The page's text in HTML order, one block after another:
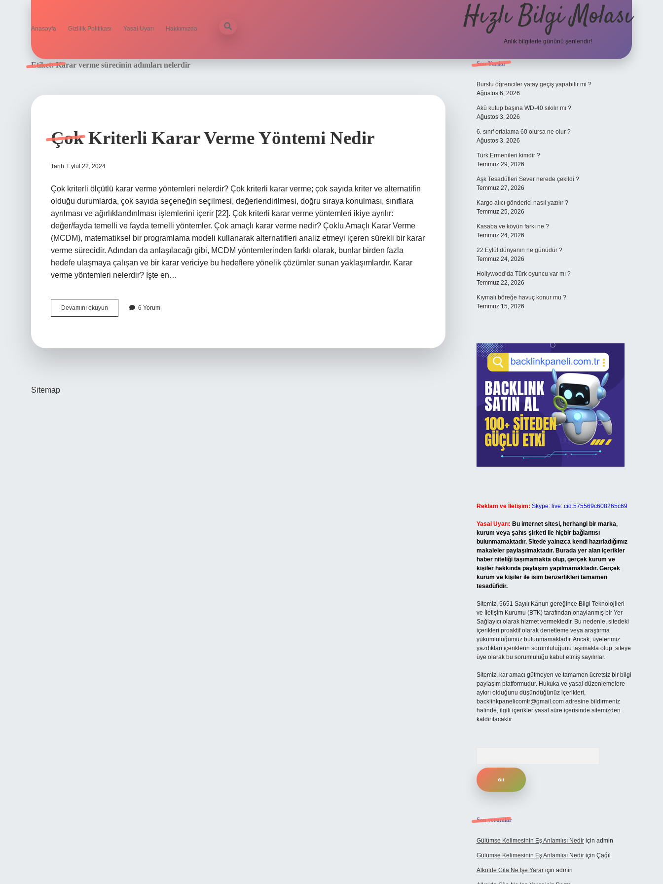
Anasayfa Gizlilik Politikası Yasal Uyarı Hakkımızda Hızlı Bilgi Molası
Anlık bilgilerle gününü şenlendir!
Etiket:Karar verme sürecinin adımları nelerdir
Çok Kriterli Karar Verme Yöntemi Nedir
Tarih: Eylül 22, 2024
Çok kriterli ölçütlü karar verme yöntemleri nelerdir? Çok kriterli karar verme; çok sayıda kriter ve alternatifin
olduğu durumlarda, çok sayıda seçeneğin seçilmesi, değerlendirilmesi, doğru sıraya konulması, sınıflara
ayrılması ve ağırlıklandırılması işlemlerini içerir [22]. Çok kriterli karar verme yöntemleri ikiye ayrılır:
değer/fayda temelli ve fayda temelli yöntemler. Çok amaçlı karar verme nedir? Çoklu Amaçlı Karar Verme
(MCDM), matematiksel bir programlama modeli kullanarak alternatifleri analiz etmeyi içeren sürekli bir karar
verme sürecidir. Adından da anlaşılacağı gibi, MCDM yöntemlerinden farklı olarak, bunlar birden fazla
hedefe ulaşmaya çalışan ve bir karar vericiye bu hedeflere yönelik çözümler sunan yaklaşımlardır. Karar
verme yöntemleri nelerdir? İşte en…
Devamını okuyun
Kriterli
6 Yorum
Sitemap
Sidebar
Son Yazılar
Burslu öğrenciler yatay geçiş yapabilir mi ?
Ağustos 6, 2026
Akü kutup başına WD-40 sıkılır mı ?
Ağustos 3, 2026
6. sınıf ortalama 60 olursa ne olur ?
Ağustos 3, 2026
Türk Ermenileri kimdir ?
Temmuz 29, 2026
Aşk Tesadüfleri Sever nerede çekildi ?
Temmuz 27, 2026
Kargo alıcı gönderici nasıl yazılır ?
Temmuz 25, 2026
Kasaba ve köyün farkı ne ?
Temmuz 24, 2026
22 Eylül dünyanın ne günüdür ?
Temmuz 24, 2026
Hollywood’da Türk oyuncu var mı ?
Temmuz 22, 2026
Kıymalı böreğe havuç konur mu ?
Temmuz 15, 2026
Reklam ve İletişim: Skype: live:.cid.575569c608265c69
Yasal Uyarı: Bu internet sitesi, herhangi bir marka,
kurum veya şahıs şirketi ile hiçbir bağlantısı
bulunmamaktadır. Sitede yalnızca kendi hazırladığımız
makaleler paylaşılmaktadır. Burada yer alan içerikler
haber niteliği taşımamakta olup, gerçek kurum ve
kişiler hakkında paylaşım yapılmamaktadır. Gerçek
kurum ve kişiler ile isim benzerlikleri tamamen
tesadüfidir.
Sitemiz, 5651 Sayılı Kanun gereğince Bilgi Teknolojileri
ve İletişim Kurumu (BTK) tarafından onaylanmış bir Yer
Sağlayıcı olarak hizmet vermektedir. Bu nedenle, sitedeki
içerikleri proaktif olarak denetleme veya araştırma
yükümlülüğümüz bulunmamaktadır. Ancak, üyelerimiz
yazdıkları içeriklerin sorumluluğunu taşımakta olup, siteye
üye olarak bu sorumluluğu kabul etmiş sayılırlar.
Sitemiz, kar amacı gütmeyen ve tamamen ücretsiz bir bilgi
paylaşım platformudur. Hukuka ve yasal düzenlemelere
aykırı olduğunu düşündüğünüz içerikleri,
backlinkpanelicomtr@gmail.comadresine bildirmeniz
halinde, ilgili içerikler yasal süre içerisinde sitemizden
kaldırılacaktır.
Son yorumlar
Gülümse Kelimesinin Eş Anlamlısı Nediriçin admin
Gülümse Kelimesinin Eş Anlamlısı Nediriçin Çağıl
Alkolde Cila Ne Işe Yarariçin admin